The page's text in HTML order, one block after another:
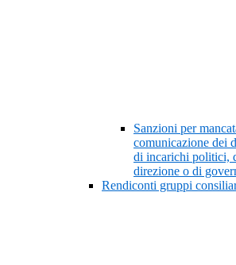
Sanzioni per
comunicazione dei
di incarichi politici,
direzione o di
Rendiconti gruppi